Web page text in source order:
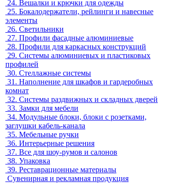
24. Вешалки и крючки для одежды
25. Бокалодержатели, рейлинги и навесные
элементы
26. Светильники
27. Профили фасадные алюминиевые
28. Профили для каркасных конструкций
29. Системы алюминиевых и пластиковых
профилей
30. Стеллажные системы
31. Наполнение для шкафов и гардеробных
комнат
32. Системы раздвижных и складных дверей
33. Замки для мебели
34. Модульные блоки, блоки с розетками,
заглушки кабель-канала
35. Мебельные ручки
36. Интерьерные решения
37. Все для шоу-румов и салонов
38. Упаковка
39. Реставрационные материалы
Сувенирная и рекламная продукция